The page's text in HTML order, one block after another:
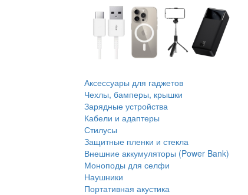
Аксессуары для гаджетов
Чехлы, бамперы, крышки
Зарядные устройства
Кабели и адаптеры
Стилусы
Защитные пленки и стекла
Внешние аккумуляторы (Power Bank)
Моноподы для селфи
Наушники
Портативная акустика